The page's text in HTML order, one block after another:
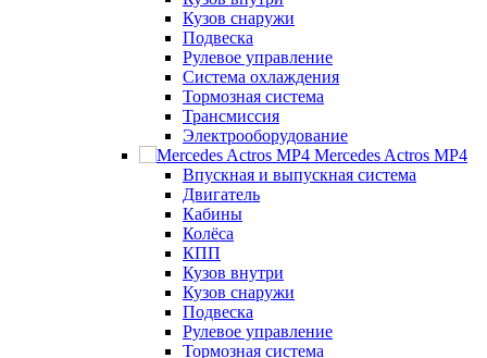
Кузов снаружи
Подвеска
Рулевое управление
Система охлаждения
Тормозная система
Трансмиссия
Электрооборудование
Mercedes Actros MP4
Впускная и выпускная система
Двигатель
Кабины
Колёса
КПП
Кузов внутри
Кузов снаружи
Подвеска
Рулевое управление
Тормозная система